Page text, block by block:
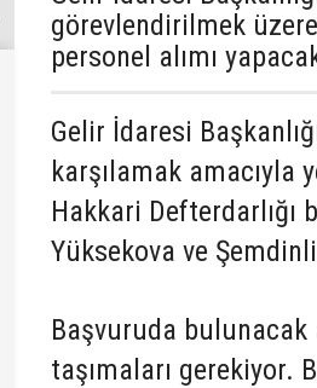
görevlendirilmek
personel alımı
Gelir İdaresi
karşılamak amacıyla
Hakkari Defterdarlığı
Yüksekova ve
Başvuruda
taşımaları gerekiyor.